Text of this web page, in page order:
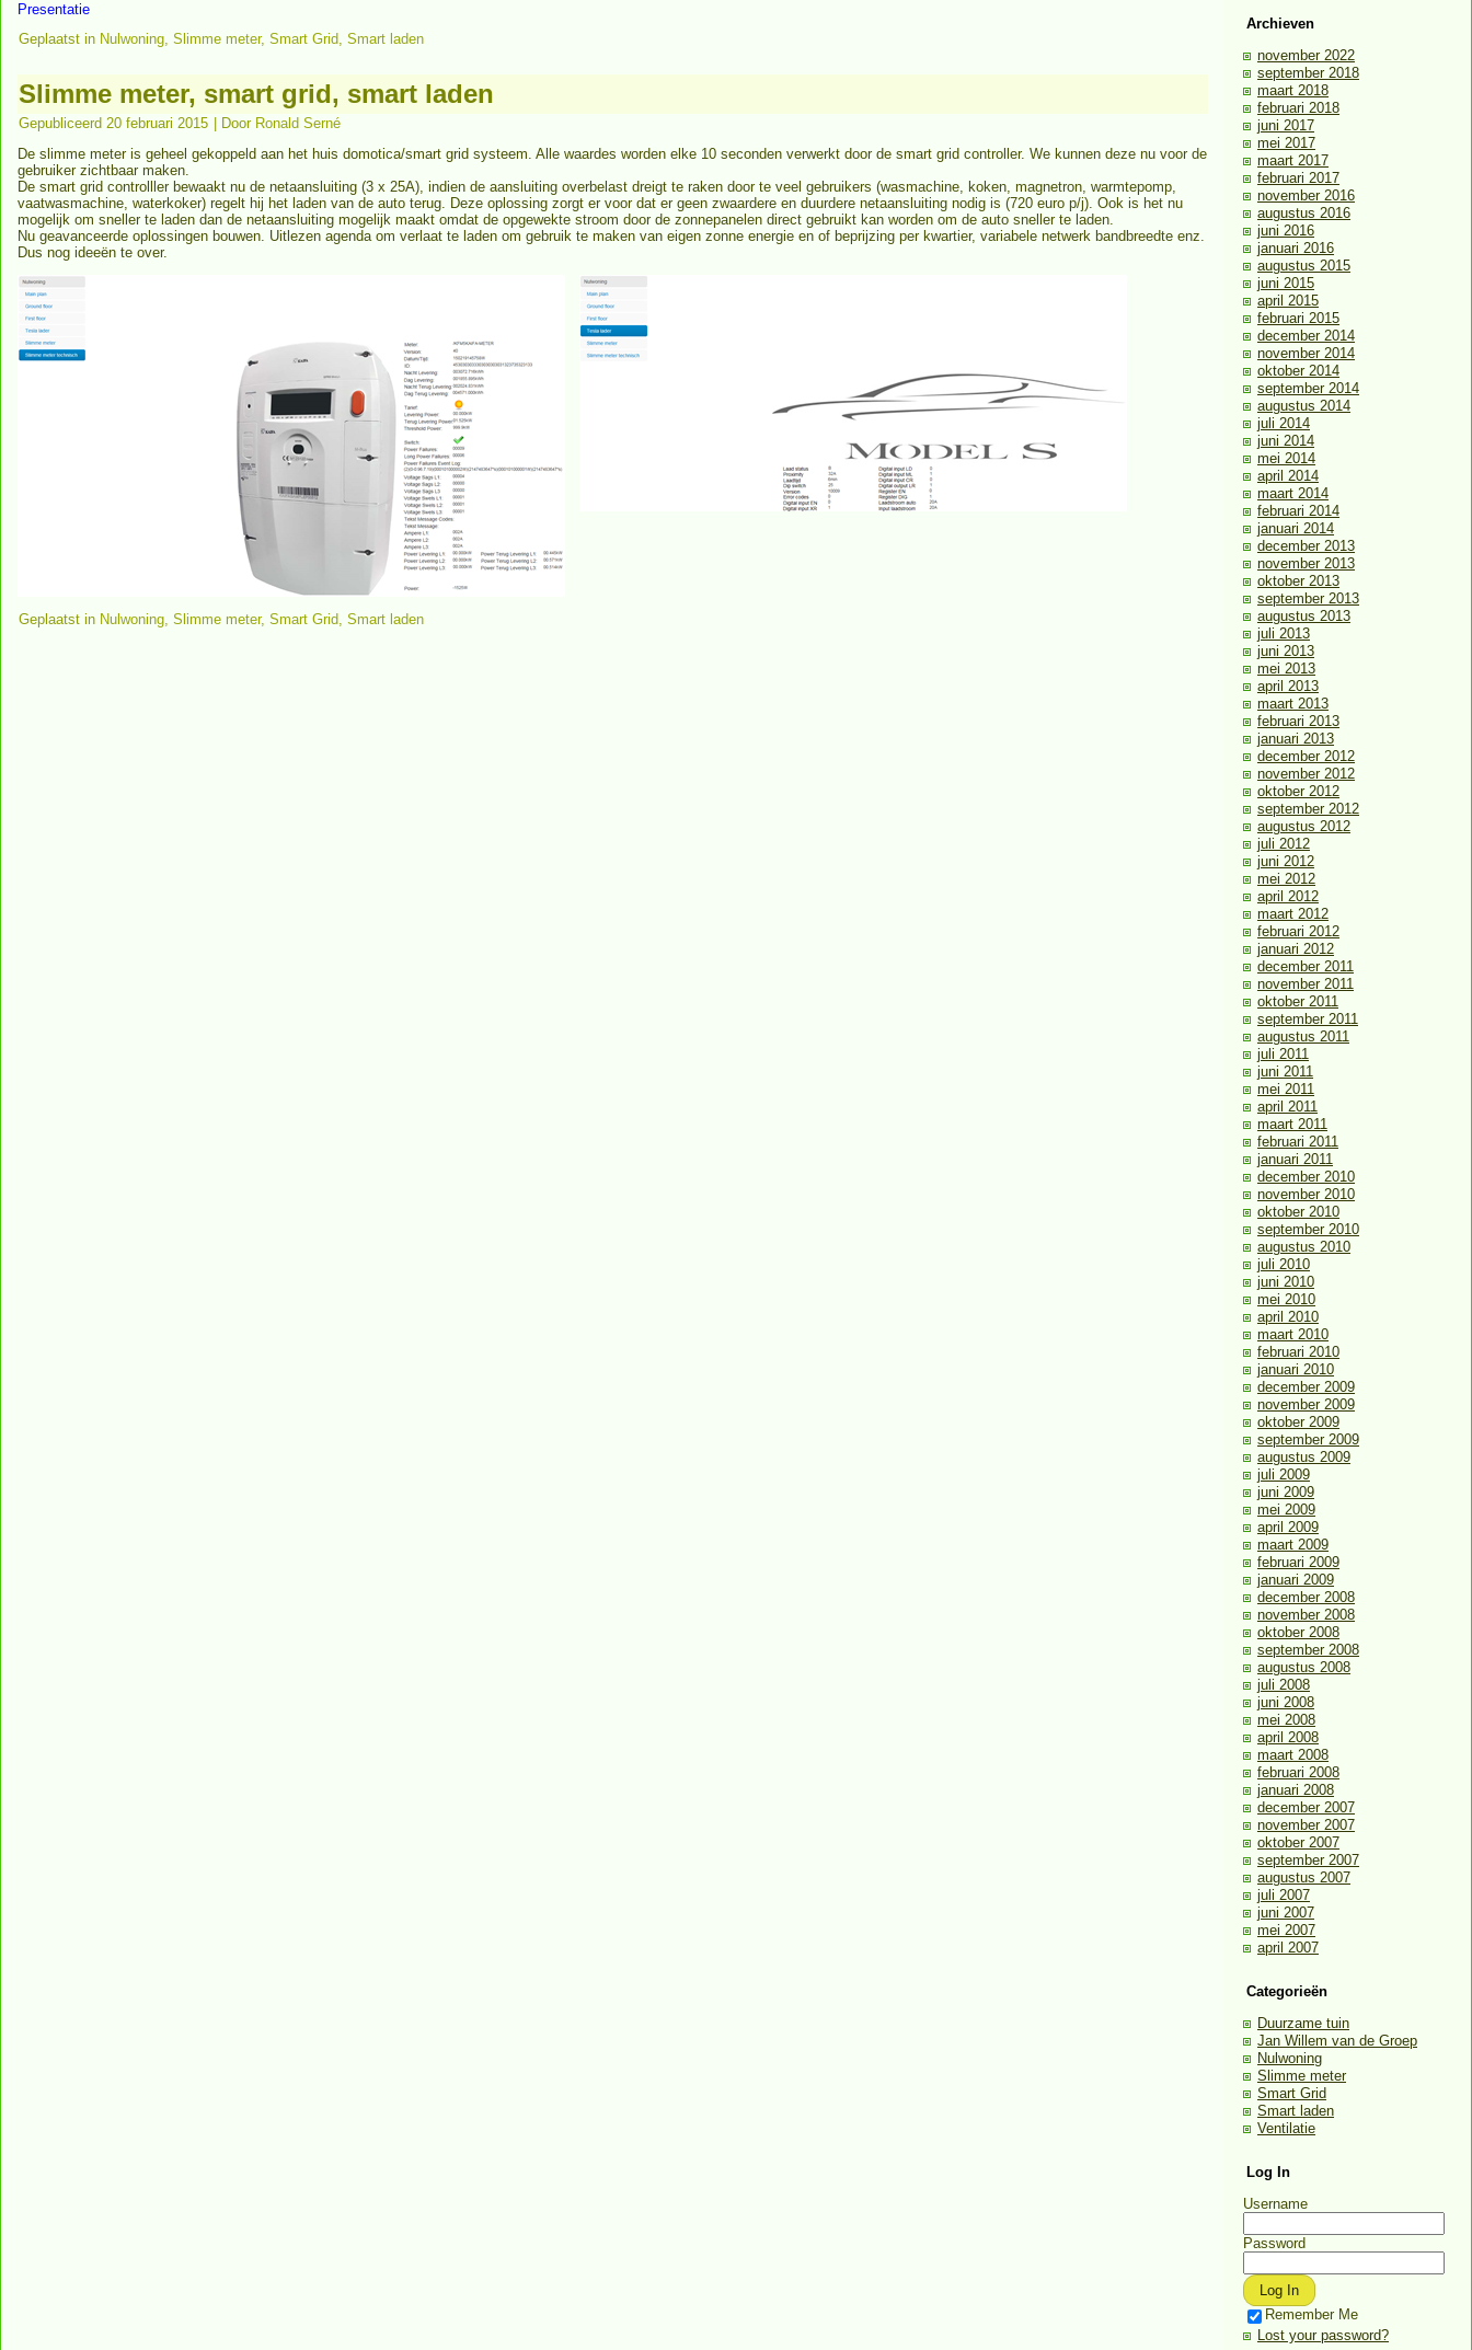
Presentatie
Geplaatst in Nulwoning, Slimme meter, Smart Grid, Smart laden
Slimme meter, smart grid, smart laden
Gepubliceerd 20 februari 2015 Door Ronald Serné
De slimme meter is geheel gekoppeld aan het huis domotica/smart grid systeem. Alle waardes worden elke 10 seconden verwerkt door de smart grid controller. We kunnen deze nu voor de
gebruiker zichtbaar maken.
De smart grid controlller bewaakt nu de netaansluiting (3 x 25A), indien de aansluiting overbelast dreigt te raken door te veel gebruikers (wasmachine, koken, magnetron, warmtepomp,
vaatwasmachine, waterkoker) regelt hij het laden van de auto terug. Deze oplossing zorgt er voor dat er geen zwaardere en duurdere netaansluiting nodig is (720 euro p/j). Ook is het nu
mogelijk om sneller te laden dan de netaansluiting mogelijk maakt omdat de opgewekte stroom door de zonnepanelen direct gebruikt kan worden om de auto sneller te laden.
Nu geavanceerde oplossingen bouwen. Uitlezen agenda om verlaat te laden om gebruik te maken van eigen zonne energie en of beprijzing per kwartier, variabele netwerk bandbreedte enz.
Dus nog ideeën te over.
Geplaatst in Nulwoning, Slimme meter, Smart Grid, Smart laden
Archieven
november 2022
september 2018
maart 2018
februari 2018
juni 2017
mei 2017
maart 2017
februari 2017
november 2016
augustus 2016
juni 2016
januari 2016
augustus 2015
juni 2015
april 2015
februari 2015
december 2014
november 2014
oktober 2014
september 2014
augustus 2014
juli 2014
juni 2014
mei 2014
april 2014
maart 2014
februari 2014
januari 2014
december 2013
november 2013
oktober 2013
september 2013
augustus 2013
juli 2013
juni 2013
mei 2013
april 2013
maart 2013
februari 2013
januari 2013
december 2012
november 2012
oktober 2012
september 2012
augustus 2012
juli 2012
juni 2012
mei 2012
april 2012
maart 2012
februari 2012
januari 2012
december 2011
november 2011
oktober 2011
september 2011
augustus 2011
juli 2011
juni 2011
mei 2011
april 2011
maart 2011
februari 2011
januari 2011
december 2010
november 2010
oktober 2010
september 2010
augustus 2010
juli 2010
juni 2010
mei 2010
april 2010
maart 2010
februari 2010
januari 2010
december 2009
november 2009
oktober 2009
september 2009
augustus 2009
juli 2009
juni 2009
mei 2009
april 2009
maart 2009
februari 2009
januari 2009
december 2008
november 2008
oktober 2008
september 2008
augustus 2008
juli 2008
juni 2008
mei 2008
april 2008
maart 2008
februari 2008
januari 2008
december 2007
november 2007
oktober 2007
september 2007
augustus 2007
juli 2007
juni 2007
mei 2007
april 2007
Categorieën
Duurzame tuin
Jan Willem van de Groep
Nulwoning
Slimme meter
Smart Grid
Smart laden
Ventilatie
Log In
Username
Password
Remember Me
Lost your password?